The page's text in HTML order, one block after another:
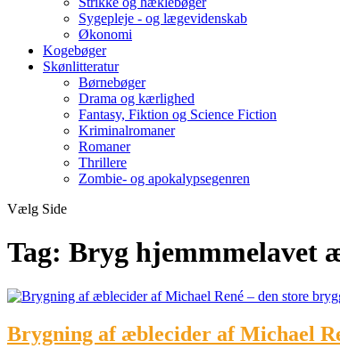
Sygepleje - og lægevidenskab
Økonomi
Kogebøger
Skønlitteratur
Børnebøger
Drama og kærlighed
Fantasy, Fiktion og Science Fiction
Kriminalromaner
Romaner
Thrillere
Zombie- og apokalypsegenren
Vælg Side
Tag: Bryg hjemmmelavet
Brygning af æblecider af Michael